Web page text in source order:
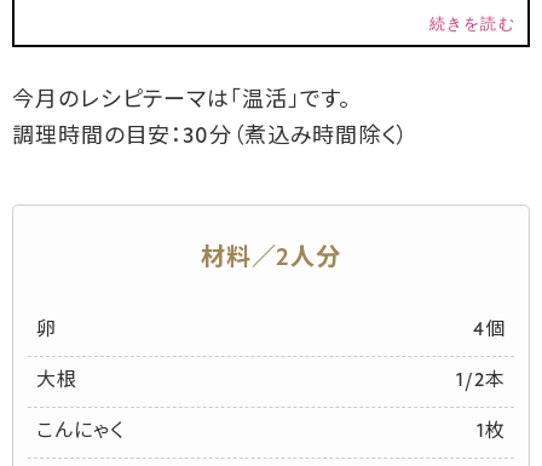
続きを読む
今月のレシピテーマは「温活」です。
調理時間の目安：30分（煮込み時間除く）
材料／2人分
卵 4個
大根 1/2本
こんにゃく 1枚